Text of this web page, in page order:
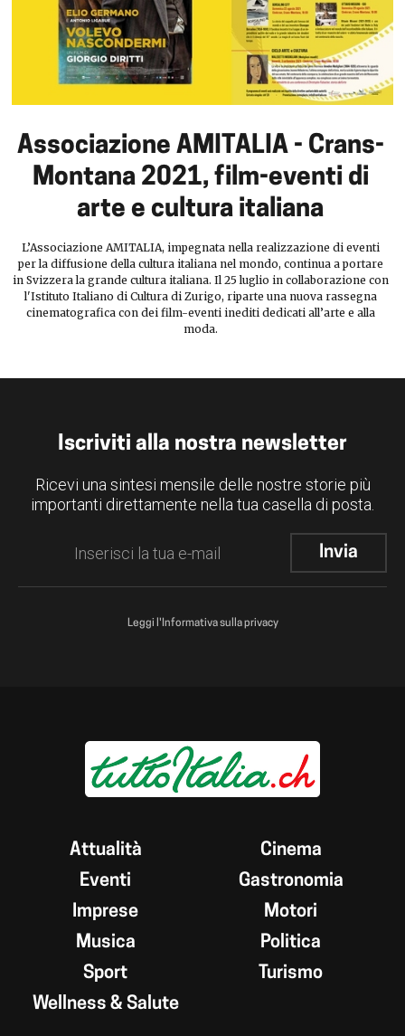
Associazione AMITALIA - Crans-
Montana 2021, film-eventi di
arte e cultura italiana
L’Associazione AMITALIA, impegnata nella realizzazione di eventi
per la diffusione della cultura italiana nel mondo, continua a portare
in Svizzera la grande cultura italiana. Il 25 luglio in collaborazione con
l'Istituto Italiano di Cultura di Zurigo, riparte una nuova rassegna
cinematografica con dei film-eventi inediti dedicati all’arte e alla
moda.
Iscriviti alla nostra newsletter
Ricevi una sintesi mensile delle nostre storie più
importanti direttamente nella tua casella di posta.
Leggi l'Informativa sulla privacy
Attualità
Cinema
Eventi
Gastronomia
Imprese
Motori
Musica
Politica
Sport
Turismo
Wellness & Salute